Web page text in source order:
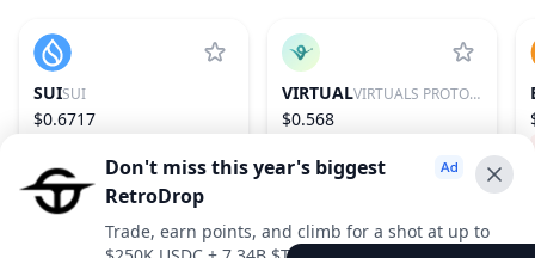
SUISUI
$0.6717
VIRTUAL VIRTUALS PROTOCOL
$0.568
Advertise With Us ⭐️
Don't miss this year's biggest
RetroDrop
Trade, earn points, and climb for a shot at up to